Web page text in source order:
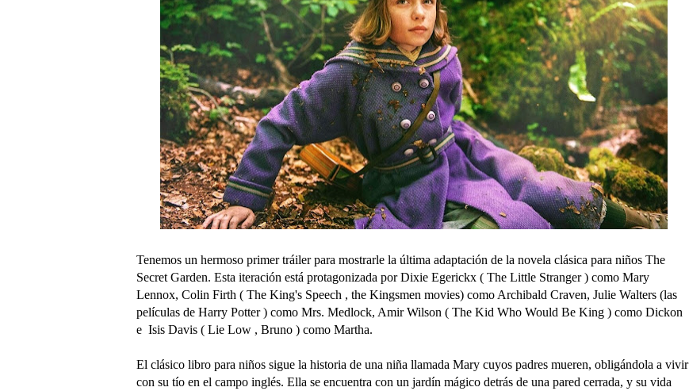
Tenemos un hermoso primer tráiler para mostrarle la última adaptación de la novela clásica para niños The
Secret Garden. Esta iteración está protagonizada por Dixie Egerickx ( The Little Stranger ) como Mary
Lennox, Colin Firth ( The King's Speech , the Kingsmen movies) como Archibald Craven, Julie Walters (las
películas de Harry Potter ) como Mrs. Medlock, Amir Wilson ( The Kid Who Would Be King ) como Dickon
e Isis Davis ( Lie Low , Bruno ) como Martha.
El clásico libro para niños sigue la historia de una niña llamada Mary cuyos padres mueren, obligándola a vivir
con su tío en el campo inglés. Ella se encuentra con un jardín mágico detrás de una pared cerrada, y su vida